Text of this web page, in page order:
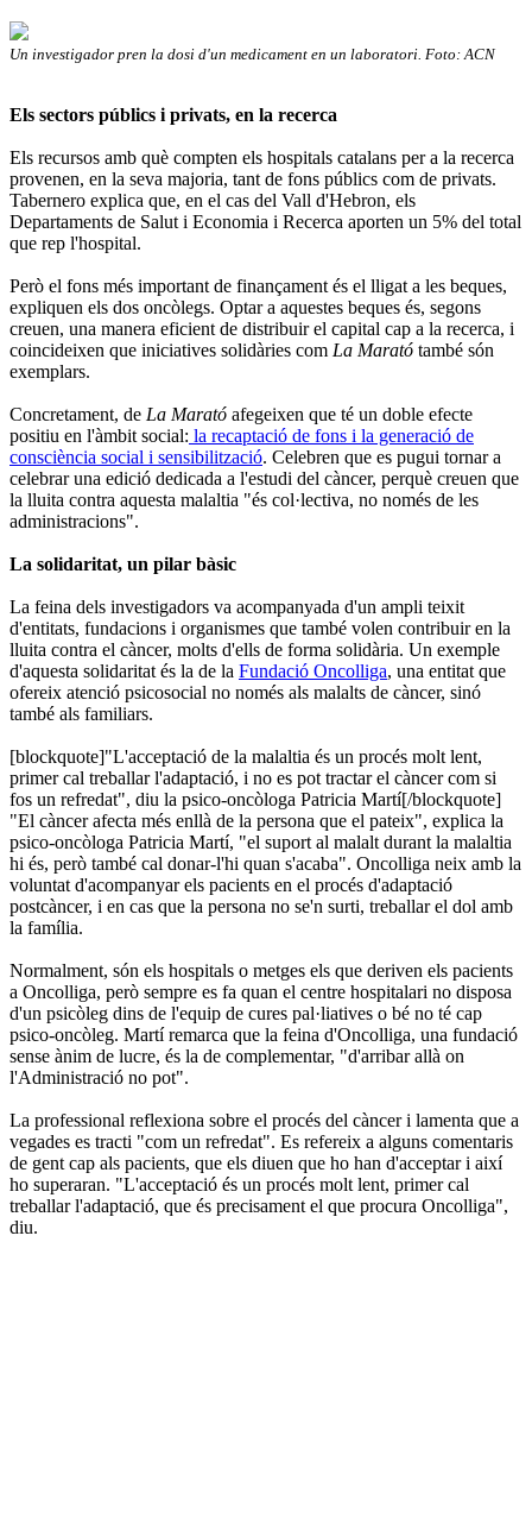
Un investigador pren la dosi d'un medicament en un laboratori. Foto: ACN
Els sectors públics i privats, en la recerca
Els recursos amb què compten els hospitals catalans per a la recerca
provenen, en la seva majoria, tant de fons públics com de privats.
Tabernero explica que, en el cas del Vall d'Hebron, els
Departaments de Salut i Economia i Recerca aporten un 5% del total
que rep l'hospital.
Però el fons més important de finançament és el lligat a les beques,
expliquen els dos oncòlegs. Optar a aquestes beques és, segons
creuen, una manera eficient de distribuir el capital cap a la recerca, i
coincideixen que iniciatives solidàries com La Marató també són
exemplars.
Concretament, de La Marató afegeixen que té un doble efecte
positiu en l'àmbit social: la recaptació de fons i la generació de
consciència social i sensibilització. Celebren que es pugui tornar a
celebrar una edició dedicada a l'estudi del càncer, perquè creuen que
la lluita contra aquesta malaltia "és col·lectiva, no només de les
administracions".
La solidaritat, un pilar bàsic
La feina dels investigadors va acompanyada d'un ampli teixit
d'entitats, fundacions i organismes que també volen contribuir en la
lluita contra el càncer, molts d'ells de forma solidària. Un exemple
d'aquesta solidaritat és la de la Fundació Oncolliga, una entitat que
ofereix atenció psicosocial no només als malalts de càncer, sinó
també als familiars.
[blockquote]"L'acceptació de la malaltia és un procés molt lent,
primer cal treballar l'adaptació, i no es pot tractar el càncer com si
fos un refredat", diu la psico-oncòloga Patricia Martí[/blockquote]
"El càncer afecta més enllà de la persona que el pateix", explica la
psico-oncòloga Patricia Martí, "el suport al malalt durant la malaltia
hi és, però també cal donar-l'hi quan s'acaba". Oncolliga neix amb la
voluntat d'acompanyar els pacients en el procés d'adaptació
postcàncer, i en cas que la persona no se'n surti, treballar el dol amb
la família.
Normalment, són els hospitals o metges els que deriven els pacients
a Oncolliga, però sempre es fa quan el centre hospitalari no disposa
d'un psicòleg dins de l'equip de cures pal·liatives o bé no té cap
psico-oncòleg. Martí remarca que la feina d'Oncolliga, una fundació
sense ànim de lucre, és la de complementar, "d'arribar allà on
l'Administració no pot".
La professional reflexiona sobre el procés del càncer i lamenta que a
vegades es tracti "com un refredat". Es refereix a alguns comentaris
de gent cap als pacients, que els diuen que ho han d'acceptar i així
ho superaran. "L'acceptació és un procés molt lent, primer cal
treballar l'adaptació, que és precisament el que procura Oncolliga",
diu.